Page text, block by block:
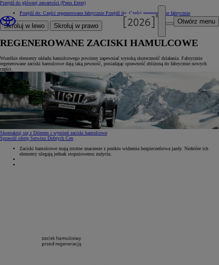
Przejdź do głównej zawartości (Press Enter)
Otwórz menu
Przejdź do: Części regenerowane fabrycznie Przejdź do: Części regenerowane fabrycznie
Skroluj w lewo Skroluj w prawo
REGENEROWANE ZACISKI HAMULCOWE
Wszelkie elementy układu hamulcowego powinny zapewniać wysoką skuteczność działania. Fabrycznie
regenerowane zaciski hamulcowe dają taką pewność, posiadając sprawność zbliżoną do fabrycznie nowych
części.
Skontaktuj się z Dilerem i wymień zaciski hamulcowe
Sprawdź ofertę Serwisu Dobrych Cen
Zaciski hamulcowe mają istotne znaczenie z punktu widzenia bezpieczeństwa jazdy. Niektóre ich
elementy ulegają jednak stopniowemu zużyciu.